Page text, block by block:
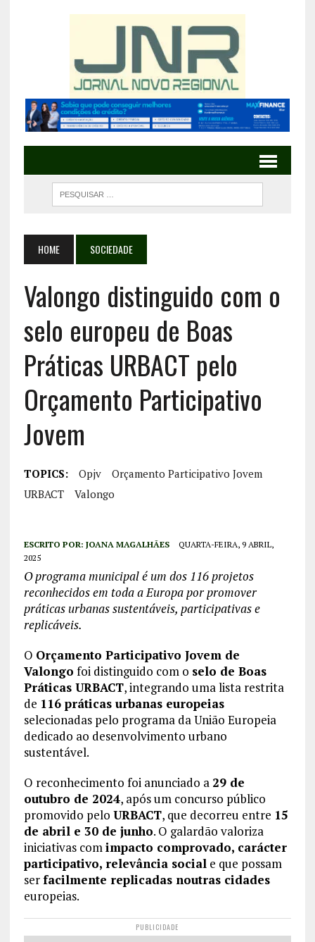
HOME SOCIEDADE
Valongo distinguido com o
selo europeu de Boas
Práticas URBACT pelo
Orçamento Participativo
Jovem
TOPICS: Opjv
Orçamento Participativo Jovem
URBACT
Valongo
ESCRITO POR: JOANA MAGALHÃES
QUARTA-FEIRA, 9 ABRIL,
2025
O programa municipal é um dos 116 projetos
reconhecidos em toda a Europa por promover
práticas urbanas sustentáveis, participativas e
replicáveis.
O Orçamento Participativo Jovem de
Valongo foi distinguido com o selo de Boas
Práticas URBACT, integrando uma lista restrita
de 116 práticas urbanas europeias
selecionadas pelo programa da União Europeia
dedicado ao desenvolvimento urbano
sustentável.
O reconhecimento foi anunciado a 29 de
outubro de 2024, após um concurso público
promovido pelo URBACT, que decorreu entre 15
de abril e 30 de junho. O galardão valoriza
iniciativas comimpacto comprovado, carácter
participativo, relevância sociale que possam
serfacilmente replicadas noutras cidades
europeias.
PUBLICIDADE